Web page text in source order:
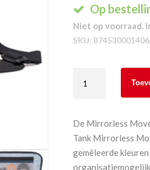
Op
Niet op voorraad.
SKU: 874530001406
Mirrorless
30
V2
Campfire
Orange
De Mirrorless
Tank Mirrorless
gemêleerde